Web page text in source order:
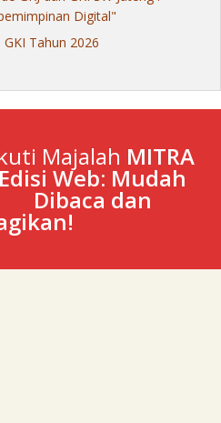
Digital"
Tahun 2026
Majalah MITRA
Edisi Web: Mudah
Dibaca dan